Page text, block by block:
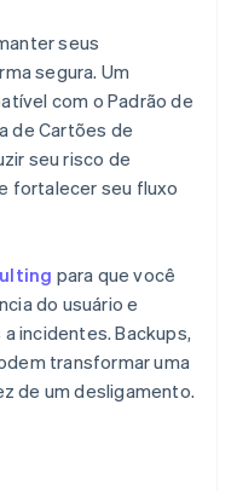
seus
segura. Um
com o Padrão de
de Cartões de
seu risco de
fortalecer seu fluxo
para que você
do usuário e
incidentes. Backups,
transformar uma
de um desligamento.